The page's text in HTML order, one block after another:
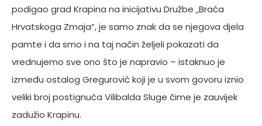
podigao grad Krapina na inicijativu Družbe „Braća
Hrvatskoga Zmaja“, je samo znak da se njegova djela
pamte i da smo i na taj način željeli pokazati da
vrednujemo sve ono što je napravio – istaknuo je
između ostalog Gregurović koji je u svom govoru iznio
veliki broj postignuća Vilibalda Sluge čime je zauvijek
zadužio Krapinu.